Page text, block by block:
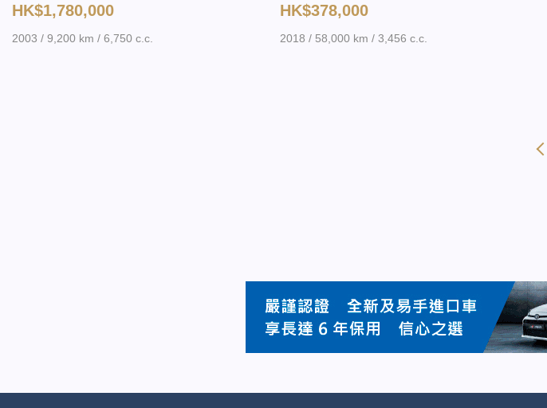
HK$1,780,000
2003 / 9,200 km / 6,750 c.c.
HK$378,000
2018 / 58,000 km / 3,456 c.c.